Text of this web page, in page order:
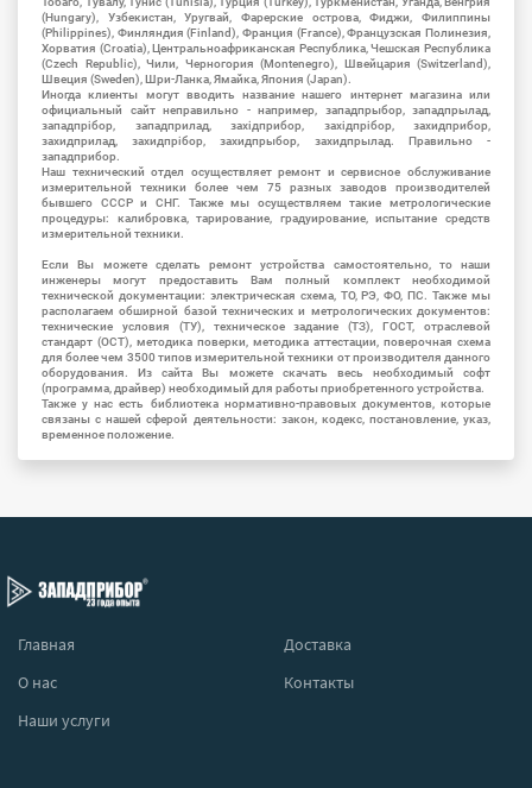
(Hungary), Узбекистан, Уругвай, Фарерские острова, Фиджи, Филиппины
(Philippines), Финляндия (Finland), Франция (France), Французская Полинезия,
Хорватия (Croatia), Центральноафриканская Республика, Чешская Республика
(Czech Republic), Чили, Черногория (Montenegro), Швейцария (Switzerland),
Швеция (Sweden), Шри-Ланка, Ямайка, Япония (Japan).
Иногда клиенты могут вводить название нашего интернет магазина или
официальный сайт неправильно - например, западпрыбор, западпрылад,
западпрібор, западприлад, західприбор, західпрібор, захидприбор,
захидприлад, захидпрібор, захидпрыбор, захидпрылад. Правильно -
западприбор.
Наш технический отдел осуществляет ремонт и сервисное обслуживание
измерительной техники более чем 75 разных заводов производителей
бывшего СССР и СНГ. Также мы осуществляем такие метрологические
процедуры: калибровка, тарирование, градуирование, испытание средств
измерительной техники.
Если Вы можете сделать ремонт устройства самостоятельно, то наши
инженеры могут предоставить Вам полный комплект необходимой
технической документации: электрическая схема, ТО, РЭ, ФО, ПС. Также мы
располагаем обширной базой технических и метрологических документов:
технические условия (ТУ), техническое задание (ТЗ), ГОСТ, отраслевой
стандарт (ОСТ), методика поверки, методика аттестации, поверочная схема
для более чем 3500 типов измерительной техники от производителя данного
оборудования. Из сайта Вы можете скачать весь необходимый софт
(программа, драйвер) необходимый для работы приобретенного устройства.
Также у нас есть библиотека нормативно-правовых документов, которые
связаны с нашей сферой деятельности: закон, кодекс, постановление, указ,
временное положение.
Главная
Доставка
О нас
Контакты
Наши услуги